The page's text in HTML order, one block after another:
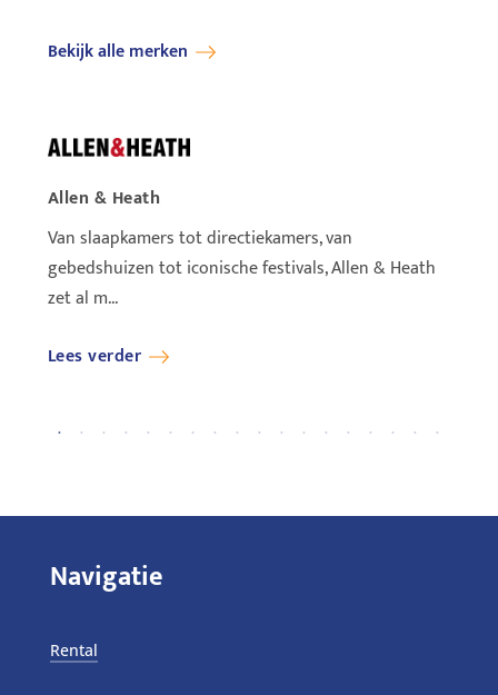
Allen & Heath
Van slaapkamers tot directiekamers, van
gebedshuizen tot iconische festivals, Allen & Heath
zet al m...
Lees verder
Bekijk alle merken
Navigatie
Rental